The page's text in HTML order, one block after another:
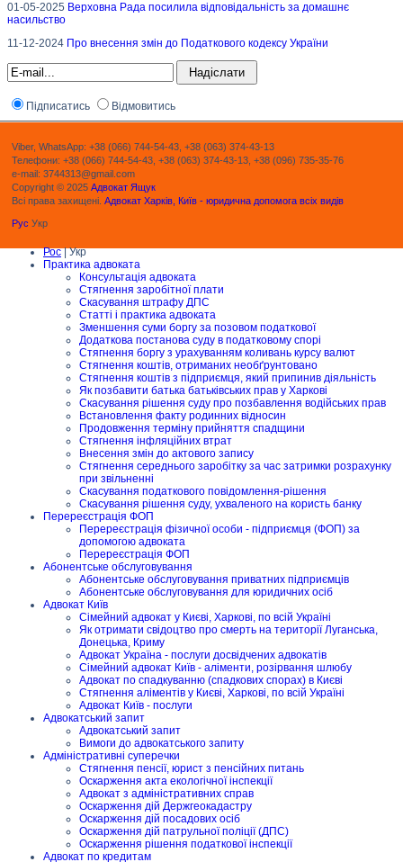
01-05-2025 Верховна Рада посилила відповідальність за домашнє
насильство
11-12-2024 Про внесення змін до Податкового кодексу України
Підписатись Відмовитись
Viber, WhatsApp: +38 (066) 744-54-43, +38 (063) 374-43-13
Телефони: +38 (066) 744-54-43, +38 (063) 374-43-13, +38 (096) 735-35-76
e-mail: 3744313@gmail.com
Copyright © 2025 Адвокат Ящук
Всі права захищені. Адвокат Харків, Київ - юридична допомога всіх видів
Рус Укр
Рос| Укр
Практика адвоката
Консультація адвоката
Стягнення заробітної плати
Скасування штрафу ДПС
Статті і практика адвоката
Зменшення суми боргу за позовом податкової
Додаткова постанова суду в податковому спорі
Стягнення боргу з урахуванням коливань курсу валют
Стягнення коштів, отриманих необґрунтовано
Стягнення коштів з підприємця, який припинив діяльність
Як позбавити батька батьківських прав у Харкові
Скасування рішення суду про позбавлення водійських прав
Встановлення факту родинних відносин
Продовження терміну прийняття спадщини
Стягнення інфляційних втрат
Внесення змін до актового запису
Стягнення середнього заробітку за час затримки розрахунку
при звільненні
Скасування податкового повідомлення-рішення
Скасування рішення суду, ухваленого на користь банку
Перереєстрація ФОП
Перереєстрація фізичної особи - підприємця (ФОП) за
допомогою адвоката
Перереєстрація ФОП
Абонентське обслуговування
Абонентське обслуговування приватних підприємців
Абонентське обслуговування для юридичних осіб
Адвокат Київ
Сімейний адвокат у Києві, Харкові, по всій Україні
Як отримати свідоцтво про смерть на території Луганська,
Донецька, Криму
Адвокат Україна - послуги досвідчених адвокатів
Сімейний адвокат Київ - аліменти, розірвання шлюбу
Адвокат по спадкуванню (спадкових спорах) в Києві
Стягнення аліментів у Києві, Харкові, по всій Україні
Адвокат Київ - послуги
Адвокатський запит
Адвокатський запит
Вимоги до адвокатського запиту
Адміністративні суперечки
Стягнення пенсії, юрист з пенсійних питань
Оскарження акта екологічної інспекції
Адвокат з адміністративних справ
Оскарження дій Держгеокадастру
Оскарження дій посадових осіб
Оскарження дій патрульної поліції (ДПС)
Оскарження рішення податкової інспекції
Адвокат по кредитам